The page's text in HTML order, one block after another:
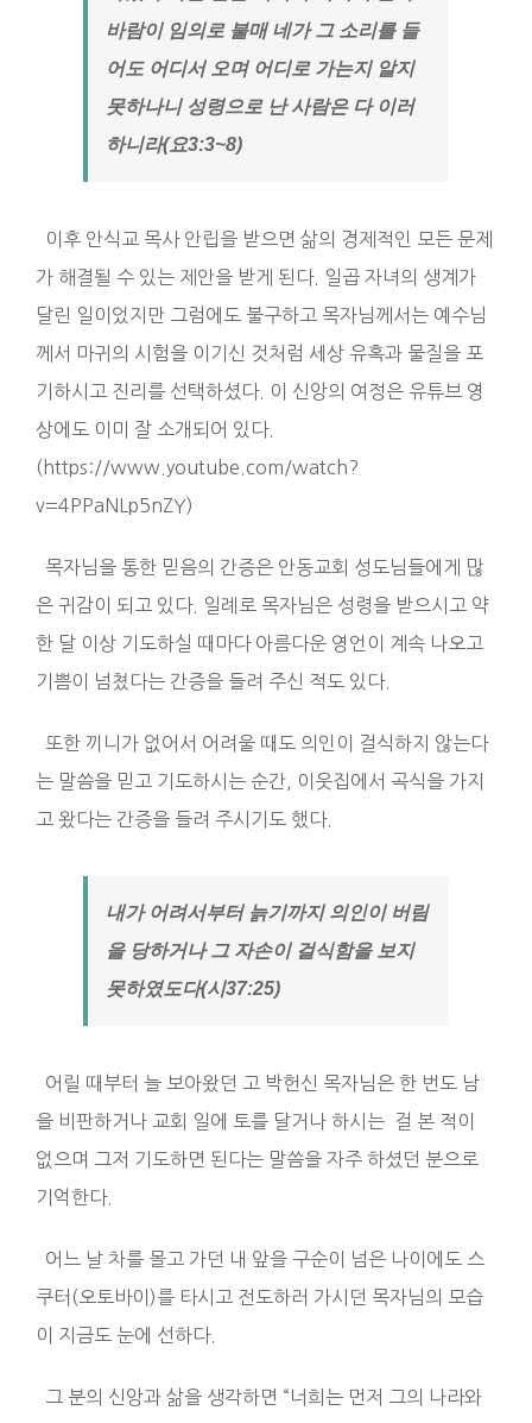
바람이 임의로 불매 네가 그 소리를 들
어도 어디서 오며 어디로 가는지 알지
못하나니 성령으로 난 사람은 다 이러
하니라(요3:3~8)
이후 안식교 목사 안립을 받으면 삶의 경제적인 모든 문제
가 해결될 수 있는 제안을 받게 된다. 일곱 자녀의 생계가
달린 일이었지만 그럼에도 불구하고 목자님께서는 예수님
께서 마귀의 시험을 이기신 것처럼 세상 유혹과 물질을 포
기하시고 진리를 선택하셨다. 이 신앙의 여정은 유튜브 영
상에도 이미 잘 소개되어 있다.
(https://www.youtube.com/watch?
v=4PPaNLp5nZY)
목자님을 통한 믿음의 간증은 안동교회 성도님들에게 많
은 귀감이 되고 있다. 일례로 목자님은 성령을 받으시고 약
한 달 이상 기도하실 때마다 아름다운 영언이 계속 나오고
기쁨이 넘쳤다는 간증을 들려 주신 적도 있다.
또한 끼니가 없어서 어려울 때도 의인이 걸식하지 않는다
는 말씀을 믿고 기도하시는 순간, 이웃집에서 곡식을 가지
고 왔다는 간증을 들려 주시기도 했다.
내가 어려서부터 늙기까지 의인이 버림
을 당하거나 그 자손이 걸식함을 보지
못하였도다(시37:25)
어릴 때부터 늘 보아왔던 고 박헌신 목자님은 한 번도 남
을 비판하거나 교회 일에 토를 달거나 하시는 걸 본 적이
없으며 그저 기도하면 된다는 말씀을 자주 하셨던 분으로
기억한다.
어느 날 차를 몰고 가던 내 앞을 구순이 넘은 나이에도 스
쿠터(오토바이)를 타시고 전도하러 가시던 목자님의 모습
이 지금도 눈에 선하다.
그 분의 신앙과 삶을 생각하면 “너희는 먼저 그의 나라와